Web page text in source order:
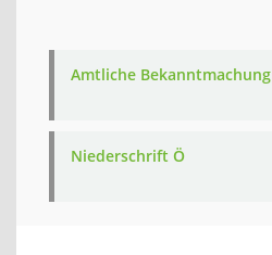
Amtliche Bekanntmachung
Niederschrift Ö